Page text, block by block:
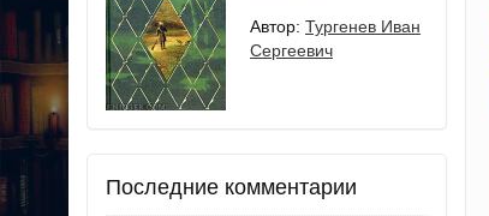
Автор: Тургенев Иван
Сергеевич
Последние комментарии